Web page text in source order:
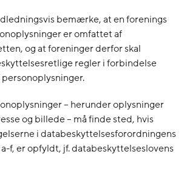
bemærke, at en forenings
er omfattet af
og at foreninger derfor skal
regler i forbindelse
– herunder oplysninger
og billede – må finde sted, hvis
i databeskyttelsesforordningens
f, er opfyldt, jf. databeskyttelseslovens